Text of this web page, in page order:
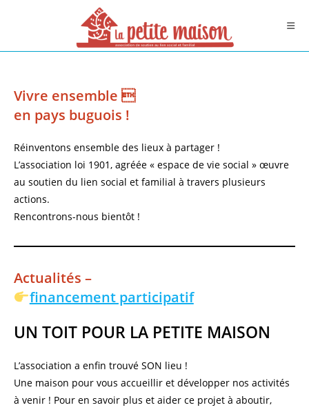
Vivre ensemble 
en pays buguois !
Réinventons ensemble des lieux à partager !
L’association loi 1901, agréée « espace de vie social » œuvre
au soutien du lien social et familial à travers plusieurs
actions.
Rencontrons-nous bientôt !
Actualités –
financement participatif
UN TOIT POUR LA PETITE MAISON
L’association a enfin trouvé SON lieu !
Une maison pour vous accueillir et développer nos activités
à venir ! Pour en savoir plus et aider ce projet à aboutir,